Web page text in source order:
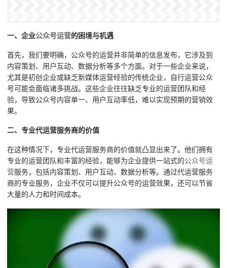
一、企业公众号运营的困境与机遇
首先，我们要明确，公众号的运营并非简单的信息发布，它涉及到
内容策划、用户互动、数据分析等多个方面。对于一些企业来说，
尤其是初创企业或缺乏新媒体运营经验的传统企业，自行运营公众
号可能会面临诸多挑战。这些企业往往缺乏专业的运营团队和经
验，导致公众号内容单一、用户互动率低，难以实现预期的营销效
果。
二、专业代运营服务商的价值
在这种情况下，专业代运营服务商的价值就凸显出来了。他们拥有
专业的运营团队和丰富的经验，能够为企业提供一站式的公众号运
营服务，包括内容策划、用户互动、数据分析等。通过代运营服务
商的专业服务，企业不仅可以提升公众号的运营效果，还可以节省
大量的人力和时间成本。